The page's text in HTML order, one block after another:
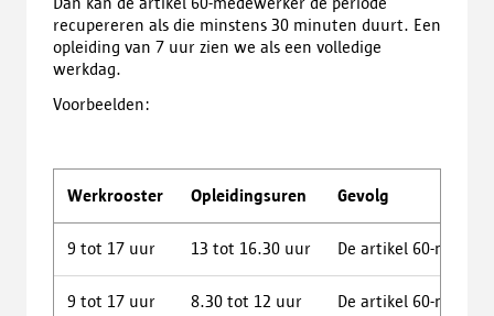
recupereren als die minstens 30 minuten duurt. Een
opleiding van 7 uur zien we als een volledige
werkdag.
Voorbeelden:
Werkrooster Opleidingsuren Gevolg
9 tot 17 uur 13 tot 16.30 uur De artikel 60-
9 tot 17 uur 8.30 tot 12 uur De artikel 60-